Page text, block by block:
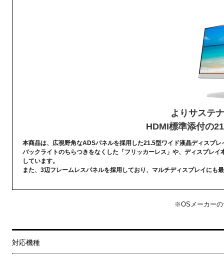
よりサステ
HDMI標準添付の
本商品は、広視野角なADSパネルを採用した21.5型ワイド液晶ディスプ
バックライトのちらつきをなくした「フリッカーレス」や、ディスプレ
しています。
また、3辺フレームレスパネルを採用しており、マルチディスプレイに
※OSメーカーの
対応機種